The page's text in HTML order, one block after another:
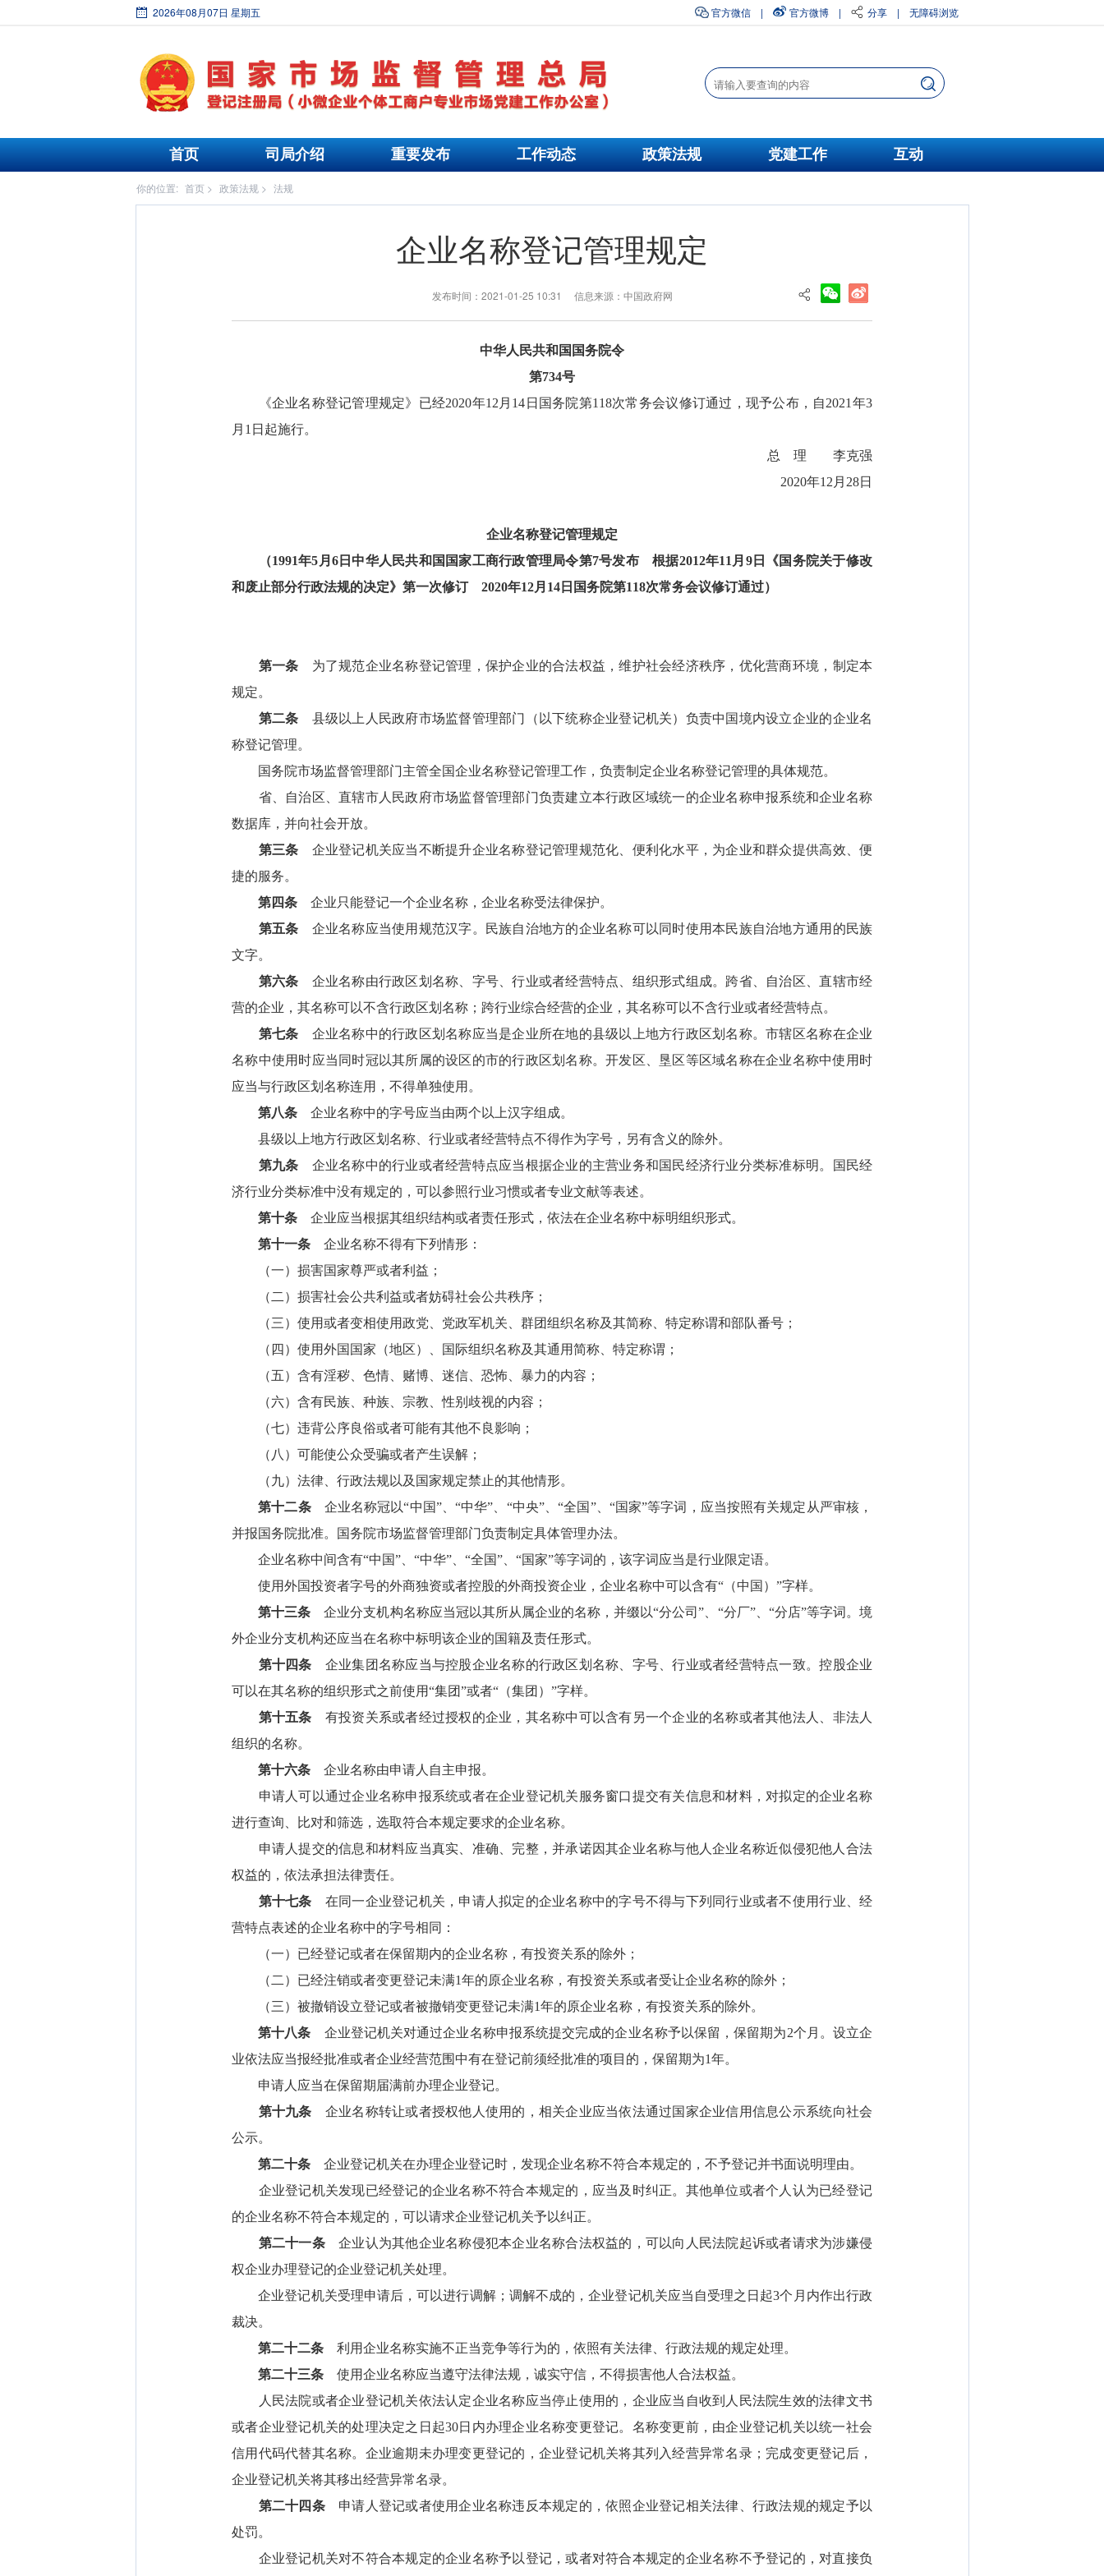
2026年08月07日 星期五 官方微信 | 官方微博 | 分享 | 无障碍浏览
首页 司局介绍 重要发布 工作动态 政策法规 党建工作 互动
你的位置: 首页> 政策法规> 法规
企业名称登记管理规定
发布时间：2021-01-25 10:31 信息来源：中国政府网
中华人民共和国国务院令
第734号
《企业名称登记管理规定》已经2020年12月14日国务院第118次常务会议修订通过，现予公布，自2021年3
月1日起施行。
总 理 李克强
2020年12月28日
企业名称登记管理规定
（1991年5月6日中华人民共和国国家工商行政管理局令第7号发布 根据2012年11月9日《国务院关于修改
和废止部分行政法规的决定》第一次修订 2020年12月14日国务院第118次常务会议修订通过）
第一条 为了规范企业名称登记管理，保护企业的合法权益，维护社会经济秩序，优化营商环境，制定本
规定。
第二条 县级以上人民政府市场监督管理部门（以下统称企业登记机关）负责中国境内设立企业的企业名
称登记管理。
国务院市场监督管理部门主管全国企业名称登记管理工作，负责制定企业名称登记管理的具体规范。
省、自治区、直辖市人民政府市场监督管理部门负责建立本行政区域统一的企业名称申报系统和企业名称
数据库，并向社会开放。
第三条 企业登记机关应当不断提升企业名称登记管理规范化、便利化水平，为企业和群众提供高效、便
捷的服务。
第四条 企业只能登记一个企业名称，企业名称受法律保护。
第五条 企业名称应当使用规范汉字。民族自治地方的企业名称可以同时使用本民族自治地方通用的民族
文字。
第六条 企业名称由行政区划名称、字号、行业或者经营特点、组织形式组成。跨省、自治区、直辖市经
营的企业，其名称可以不含行政区划名称；跨行业综合经营的企业，其名称可以不含行业或者经营特点。
第七条 企业名称中的行政区划名称应当是企业所在地的县级以上地方行政区划名称。市辖区名称在企业
名称中使用时应当同时冠以其所属的设区的市的行政区划名称。开发区、垦区等区域名称在企业名称中使用时
应当与行政区划名称连用，不得单独使用。
第八条 企业名称中的字号应当由两个以上汉字组成。
县级以上地方行政区划名称、行业或者经营特点不得作为字号，另有含义的除外。
第九条 企业名称中的行业或者经营特点应当根据企业的主营业务和国民经济行业分类标准标明。国民经
济行业分类标准中没有规定的，可以参照行业习惯或者专业文献等表述。
第十条 企业应当根据其组织结构或者责任形式，依法在企业名称中标明组织形式。
第十一条 企业名称不得有下列情形：
（一）损害国家尊严或者利益；
（二）损害社会公共利益或者妨碍社会公共秩序；
（三）使用或者变相使用政党、党政军机关、群团组织名称及其简称、特定称谓和部队番号；
（四）使用外国国家（地区）、国际组织名称及其通用简称、特定称谓；
（五）含有淫秽、色情、赌博、迷信、恐怖、暴力的内容；
（六）含有民族、种族、宗教、性别歧视的内容；
（七）违背公序良俗或者可能有其他不良影响；
（八）可能使公众受骗或者产生误解；
（九）法律、行政法规以及国家规定禁止的其他情形。
第十二条企业名称冠以“中国”、“中华”、“中央”、“全国”、“国家”等字词，应当按照有关规定从严审核，
并报国务院批准。国务院市场监督管理部门负责制定具体管理办法。
企业名称中间含有“中国”、“中华”、“全国”、“国家”等字词的，该字词应当是行业限定语。
使用外国投资者字号的外商独资或者控股的外商投资企业，企业名称中可以含有“（中国）”字样。
第十三条 企业分支机构名称应当冠以其所从属企业的名称，并缀以“分公司”、“分厂”、“分店”等字词。境
外企业分支机构还应当在名称中标明该企业的国籍及责任形式。
第十四条 企业集团名称应当与控股企业名称的行政区划名称、字号、行业或者经营特点一致。控股企业
可以在其名称的组织形式之前使用“集团”或者“（集团）”字样。
第十五条 有投资关系或者经过授权的企业，其名称中可以含有另一个企业的名称或者其他法人、非法人
组织的名称。
第十六条 企业名称由申请人自主申报。
申请人可以通过企业名称申报系统或者在企业登记机关服务窗口提交有关信息和材料，对拟定的企业名称
进行查询、比对和筛选，选取符合本规定要求的企业名称。
申请人提交的信息和材料应当真实、准确、完整，并承诺因其企业名称与他人企业名称近似侵犯他人合法
权益的，依法承担法律责任。
第十七条 在同一企业登记机关，申请人拟定的企业名称中的字号不得与下列同行业或者不使用行业、经
营特点表述的企业名称中的字号相同：
（一）已经登记或者在保留期内的企业名称，有投资关系的除外；
（二）已经注销或者变更登记未满1年的原企业名称，有投资关系或者受让企业名称的除外；
（三）被撤销设立登记或者被撤销变更登记未满1年的原企业名称，有投资关系的除外。
第十八条 企业登记机关对通过企业名称申报系统提交完成的企业名称予以保留，保留期为2个月。设立企
业依法应当报经批准或者企业经营范围中有在登记前须经批准的项目的，保留期为1年。
申请人应当在保留期届满前办理企业登记。
第十九条 企业名称转让或者授权他人使用的，相关企业应当依法通过国家企业信用信息公示系统向社会
公示。
第二十条 企业登记机关在办理企业登记时，发现企业名称不符合本规定的，不予登记并书面说明理由。
企业登记机关发现已经登记的企业名称不符合本规定的，应当及时纠正。其他单位或者个人认为已经登记
的企业名称不符合本规定的，可以请求企业登记机关予以纠正。
第二十一条企业认为其他企业名称侵犯本企业名称合法权益的，可以向人民法院起诉或者请求为涉嫌侵
权企业办理登记的企业登记机关处理。
企业登记机关受理申请后，可以进行调解；调解不成的，企业登记机关应当自受理之日起3个月内作出行政
裁决。
第二十二条 利用企业名称实施不正当竞争等行为的，依照有关法律、行政法规的规定处理。
第二十三条 使用企业名称应当遵守法律法规，诚实守信，不得损害他人合法权益。
人民法院或者企业登记机关依法认定企业名称应当停止使用的，企业应当自收到人民法院生效的法律文书
或者企业登记机关的处理决定之日起30日内办理企业名称变更登记。名称变更前，由企业登记机关以统一社会
信用代码代替其名称。企业逾期未办理变更登记的，企业登记机关将其列入经营异常名录；完成变更登记后，
企业登记机关将其移出经营异常名录。
第二十四条申请人登记或者使用企业名称违反本规定的，依照企业登记相关法律、行政法规的规定予以
处罚。
企业登记机关对不符合本规定的企业名称予以登记，或者对符合本规定的企业名称不予登记的，对直接负